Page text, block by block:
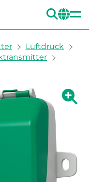
Luftdruck
Zeige